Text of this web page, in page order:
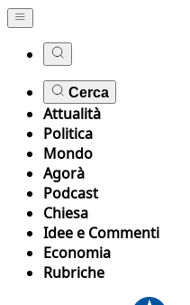
Cerca
Attualità
Politica
Mondo
Agorà
Podcast
Chiesa
Idee e Commenti
Economia
Rubriche